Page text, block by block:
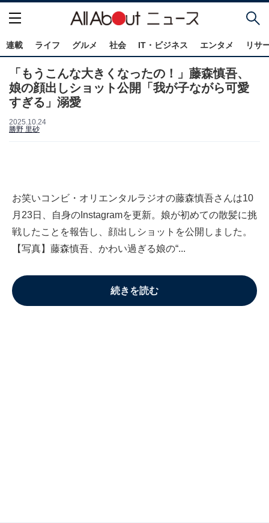
連載 ライフ グルメ 社会 IT・ビジネス エンタメ リサ
「もうこんな大きくなったの！」藤森慎吾、
娘の顔出しショット公開「我が子ながら可愛
すぎる」溺愛
2025.10.24
勝野 里砂
お笑いコンビ・オリエンタルラジオの藤森慎吾さんは10
月23日、自身のInstagramを更新。娘が初めての散髪に挑
戦したことを報告し、顔出しショットを公開しました。
【写真】藤森慎吾、かわい過ぎる娘の“...
続きを読む